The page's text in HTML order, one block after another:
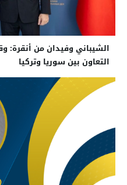
الشيباني وفيدان من أنقرة:
التعاون بين سوريا وتركيا